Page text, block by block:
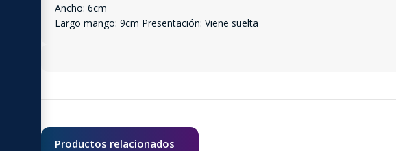
Ancho: 6cm
Largo mango: 9cm Presentación: Viene suelta
Productos relacionados